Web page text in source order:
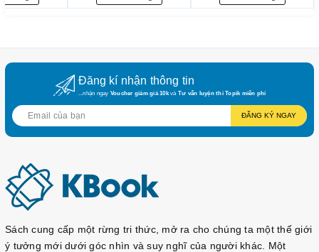
Đăng kí nhận thông tin
...nhận ngay Voucher giảm giá 10kvà Tư vấn luyện thi Topik miễn phí
ĐĂNG KÝ NGAY
Sách cung cấp một rừng tri thức, mở ra cho chúng ta một thế giới
ý tưởng mới dưới góc nhìn và suy nghĩ của người khác. Một